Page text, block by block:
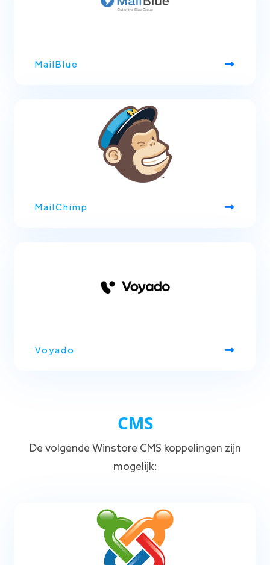
MailBlue
MailChimp
Voyado
CMS
De volgende Winstore CMS koppelingen zijn
mogelijk: